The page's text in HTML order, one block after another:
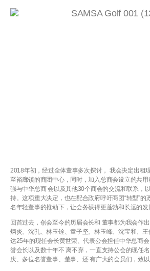
2018年初，经过全体董事多次探讨， 我会决定出租
至裕廊镇的商团中心，同时，加入总商会设立的共
强与中华总商 会以及其他30个商会的交流和联系，
持。这项重大决定，也在配合政府呼吁商团“转型”的
名年轻董事的推动下，让会务获得更蓬勃和长远的发
回首过去，创会至今的历届会长和 董事都为我会作
炳炎、沈孔、林玉铨、童子坚、林玉峰、沈宝和、
达25年的现任会长黄世荣、代表公会担任中华总商
誉会长以及数十年不 离不弃，一直支持公会的现任
庆、多位名誉董事、董事、还 有广大的会员们，致以